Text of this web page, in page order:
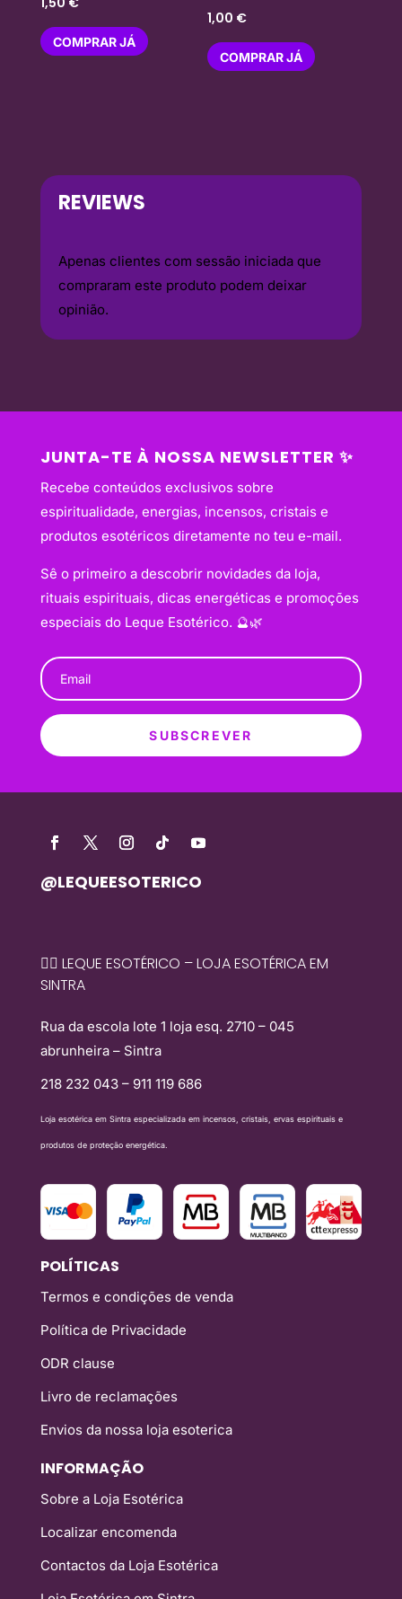
COMPRAR JÁ
1,00 €
COMPRAR JÁ
REVIEWS
Apenas clientes com sessão iniciada que
compraram este produto podem deixar
opinião.
JUNTA-TE À NOSSA NEWSLETTER ✨
Recebe conteúdos exclusivos sobre
espiritualidade, energias, incensos, cristais e
produtos esotéricos diretamente no teu e-mail.
Sê o primeiro a descobrir novidades da loja,
rituais espirituais, dicas energéticas e promoções
especiais do Leque Esotérico. 🔮🌿
SUBSCREVER
@LEQUEESOTERICO
🧙‍♀️ LEQUE ESOTÉRICO – LOJA ESOTÉRICA EM
SINTRA
Rua da escola lote 1 loja esq. 2710 – 045
abrunheira – Sintra
218 232 043 – 911 119 686
Loja esotérica em Sintra especializada em incensos, cristais, ervas espirituais e
produtos de proteção energética.
POLÍTICAS
Termos e condições de venda
Política de Privacidade
ODR clause
Livro de reclamações
Envios da nossa loja esoterica
INFORMAÇÃO
Sobre a Loja Esotérica
Localizar encomenda
Contactos da Loja Esotérica